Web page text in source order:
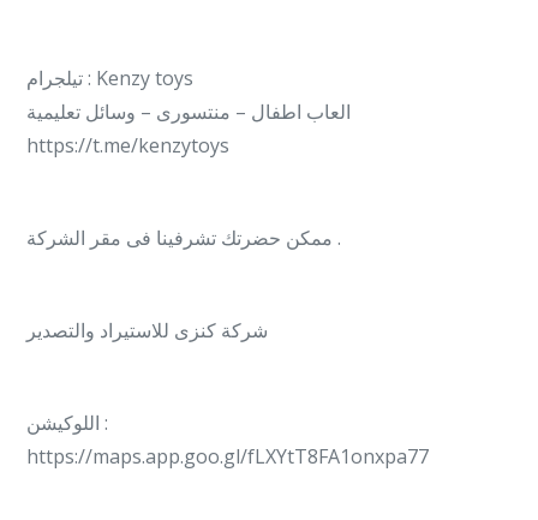
تيلجرام : Kenzy toys
العاب اطفال – منتسورى – وسائل تعليمية
https://t.me/kenzytoys
ممكن حضرتك تشرفينا فى مقر الشركة .
شركة كنزى للاستيراد والتصدير
اللوكيشن :
https://maps.app.goo.gl/fLXYtT8FA1onxpa77